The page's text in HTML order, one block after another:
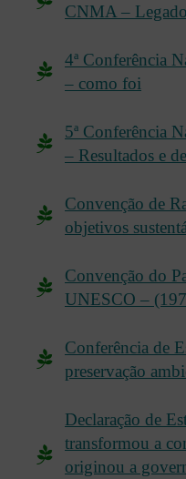
CNMA –
4ª Conferência
– como foi
5ª Conferência
– Resultados e
Convenção de
objetivos
Convenção do
UNESCO –
Conferência de
preservação
Declaração de
transformou a
originou a